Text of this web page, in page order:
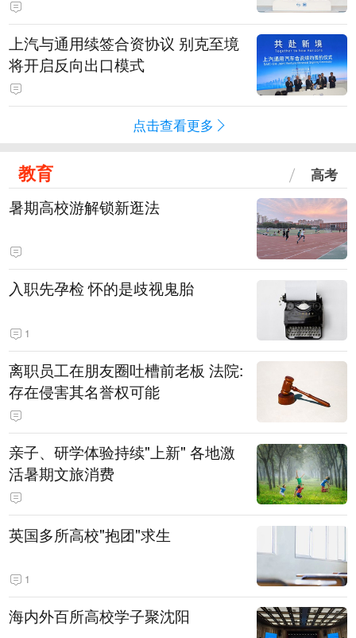
上汽与通用续签合资协议 别克至境
将开启反向出口模式
点击查看更多
教育 高考
暑期高校游解锁新逛法
入职先孕检 怀的是歧视鬼胎
1
离职员工在朋友圈吐槽前老板 法院:
存在侵害其名誉权可能
亲子、研学体验持续"上新" 各地激
活暑期文旅消费
英国多所高校"抱团"求生
1
海内外百所高校学子聚沈阳